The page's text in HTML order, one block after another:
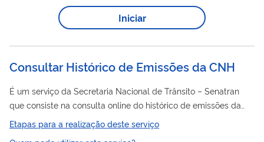
com terceiros.
Iniciar
Consultar Histórico de Emissões da CNH
É um serviço da Secretaria Nacional de Trânsito – Senatran
que consiste na consulta online do histórico de emissões da
Carteira Nacional de Habilitação (CNH
Etapas para a realização deste serviço